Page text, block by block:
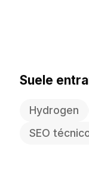
Suele
Hydrogen
SEO